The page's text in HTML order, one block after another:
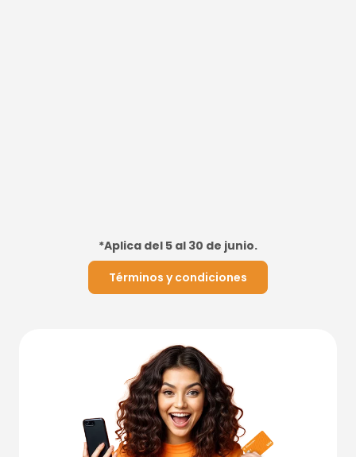
*Aplica del 5 al 30 de junio.
Términos y condiciones